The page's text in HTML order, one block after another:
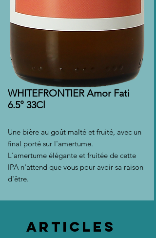
WHITEFRONTIER Amor Fati
6.5° 33Cl
Une bière au goût malté et fruité, avec un
final porté sur l'amertume.
L'amertume élégante et fruitée de cette
IPA n'attend que vous pour avoir sa raison
d'être.
Articles